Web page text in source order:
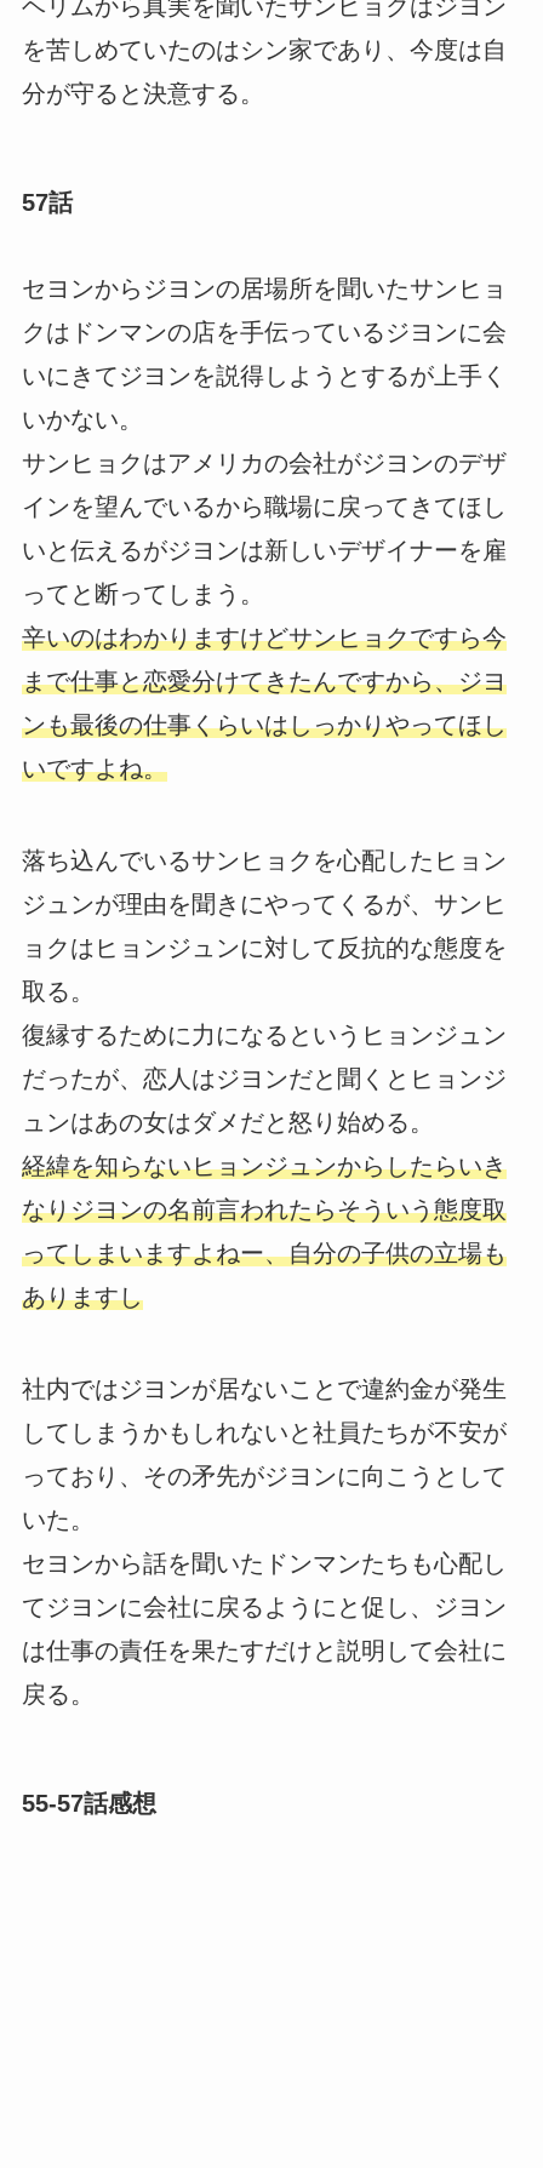
ヘリムから真実を聞いたサンヒョクはジヨン
を苦しめていたのはシン家であり、今度は自
分が守ると決意する。
57話
セヨンからジヨンの居場所を聞いたサンヒョ
クはドンマンの店を手伝っているジヨンに会
いにきてジヨンを説得しようとするが上手く
いかない。
サンヒョクはアメリカの会社がジヨンのデザ
インを望んでいるから職場に戻ってきてほし
いと伝えるがジヨンは新しいデザイナーを雇
ってと断ってしまう。
辛いのはわかりますけどサンヒョクですら今
まで仕事と恋愛分けてきたんですから、ジヨ
ンも最後の仕事くらいはしっかりやってほし
いですよね。
落ち込んでいるサンヒョクを心配したヒョン
ジュンが理由を聞きにやってくるが、サンヒ
ョクはヒョンジュンに対して反抗的な態度を
取る。
復縁するために力になるというヒョンジュン
だったが、恋人はジヨンだと聞くとヒョンジ
ュンはあの女はダメだと怒り始める。
経緯を知らないヒョンジュンからしたらいき
なりジヨンの名前言われたらそういう態度取
ってしまいますよねー、自分の子供の立場も
ありますし
社内ではジヨンが居ないことで違約金が発生
してしまうかもしれないと社員たちが不安が
っており、その矛先がジヨンに向こうとして
いた。
セヨンから話を聞いたドンマンたちも心配し
てジヨンに会社に戻るようにと促し、ジヨン
は仕事の責任を果たすだけと説明して会社に
戻る。
55-57話感想